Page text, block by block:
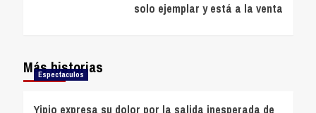
solo ejemplar y está a la venta
Más historias
Espectaculos
Yipio expresa su dolor por la salida inesperada de